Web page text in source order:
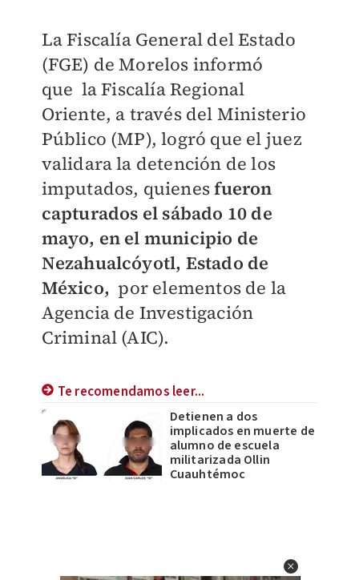
La Fiscalía General del Estado
(FGE) de Morelos informó
que la Fiscalía Regional
Oriente, a través del Ministerio
Público (MP), logró que el juez
validara la detención de los
imputados, quienesfueron
capturados el sábado 10 de
mayo, en el municipio de
Nezahualcóyotl, Estado de
México, por elementos de la
Agencia de Investigación
Criminal (AIC).
Te recomendamos leer...
Detienen a dos
implicados en muerte de
alumno de escuela
militarizada Ollin
Cuauhtémoc